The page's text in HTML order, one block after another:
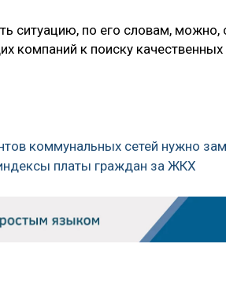
ситуацию, по его словам,
компаний к поиску
коммунальных сетей нужно
платы граждан за ЖКХ